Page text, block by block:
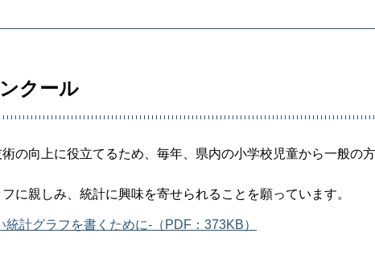
クール
の向上に役立てるため、毎年、県内の小学校児童から一般の
に親しみ、統計に興味を寄せられることを願っています。
計グラフを書くために-（PDF：373KB）